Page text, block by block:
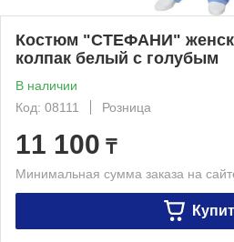
Костюм "СТЕФАНИ"
колпак белый с голубым
В наличии
Код: 08111
Розница
11 100 ₸
Минимальная сумма заказа на